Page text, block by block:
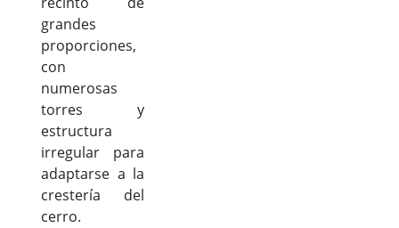
grandes
proporciones,
con
numerosas
torres y
estructura
irregular para
adaptarse a la
crestería del
cerro.